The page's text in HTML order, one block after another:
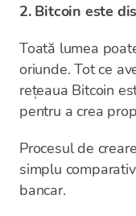
2. Bitcoin este
Toată lumea
oriunde. Tot ce
rețeaua Bitcoin
pentru a crea
Procesul de
simplu
bancar.